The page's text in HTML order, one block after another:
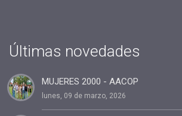
Últimas novedades
MUJERES 2000 - AACOP
lunes, 09 de marzo, 2026